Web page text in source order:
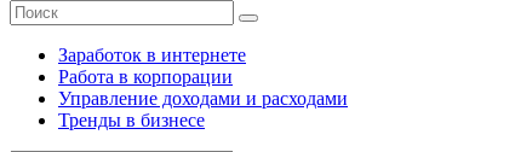
Заработок в интернете
Работа в корпорации
Управление доходами и расходами
Тренды в бизнесе